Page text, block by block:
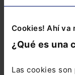
Cookies! Ahí va
¿Qué es una
Las cookies son